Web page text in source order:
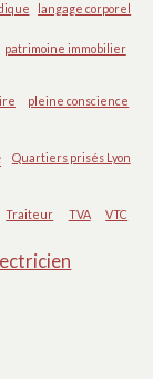
langage corporel
patrimoine immobilier
pleine conscience
Quartiers prisés Lyon
Traiteur TVA VTC